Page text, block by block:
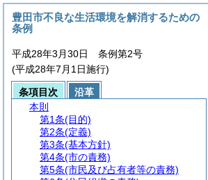
豊田市不良な生活環境を解消するための
条例
平成28年3月30日 条例第2号
(平成28年7月1日施行)
条項目次
沿革
本則
第1条(目的)
第2条(定義)
第3条(基本方針)
第4条(市の責務)
第5条(市民及び占有者等の責務)